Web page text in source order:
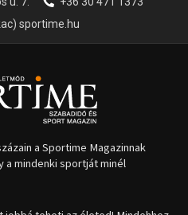
sportime.hu
a Sportime Magazinnak
a mindenki sportját minél